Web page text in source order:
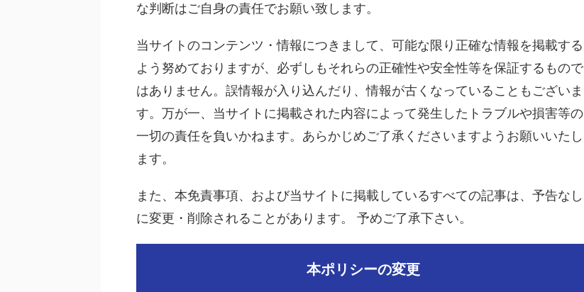
な判断はご自身の責任でお願い致します。
当サイトのコンテンツ・情報につきまして、可能な限り正確な情報を掲載する
よう努めておりますが、必ずしもそれらの正確性や安全性等を保証するもので
はありません。誤情報が入り込んだり、情報が古くなっていることもございま
す。万が一、当サイトに掲載された内容によって発生したトラブルや損害等の
一切の責任を負いかねます。あらかじめご了承くださいますようお願いいたし
ます。
また、本免責事項、および当サイトに掲載しているすべての記事は、予告なし
に変更・削除されることがあります。 予めご了承下さい。
本ポリシーの変更